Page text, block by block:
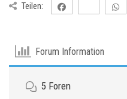
Teilen:
Forum Information
5 Foren